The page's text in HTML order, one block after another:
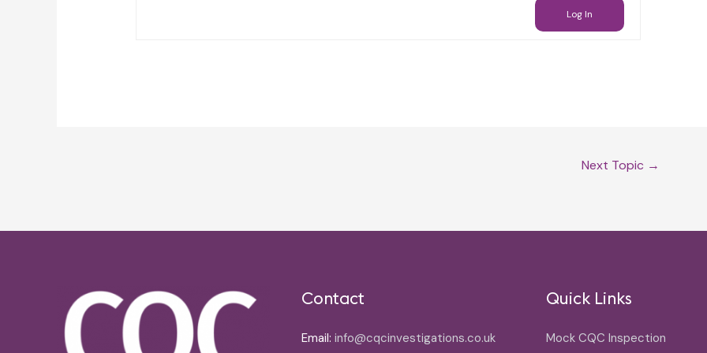
Log In
Next Topic →
Contact
Email: info@cqcinvestigations.co.uk
Quick Links
Mock CQC Inspection